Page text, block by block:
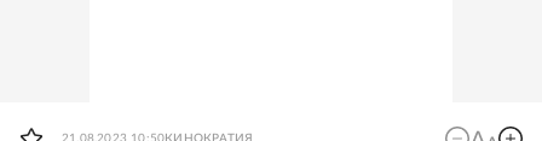
21.08.2023 10:50 КИНОКРАТИЯ